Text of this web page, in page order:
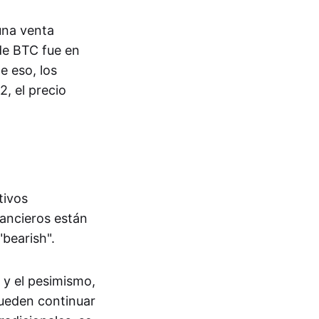
venta
BTC fue en
eso, los
el precio
están
el pesimismo,
continuar